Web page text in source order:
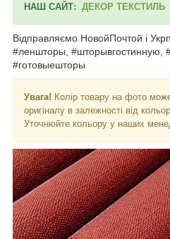
НАШ САЙТ: ДЕКОР ТЕКСТИЛЬ
Відправляємо НовойПочтой і
#леншторы, #шторывгостинную,
#готовыешторы
Увага! Колір товару на фото
оригіналу в залежності від
Уточнюйте кольору у наших